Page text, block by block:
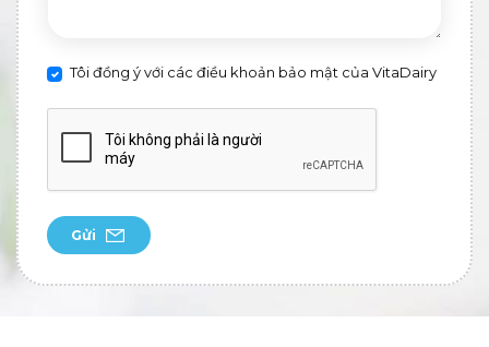
Tôi đồng ý với các điều khoản bảo mật của VitaDairy
Gửi